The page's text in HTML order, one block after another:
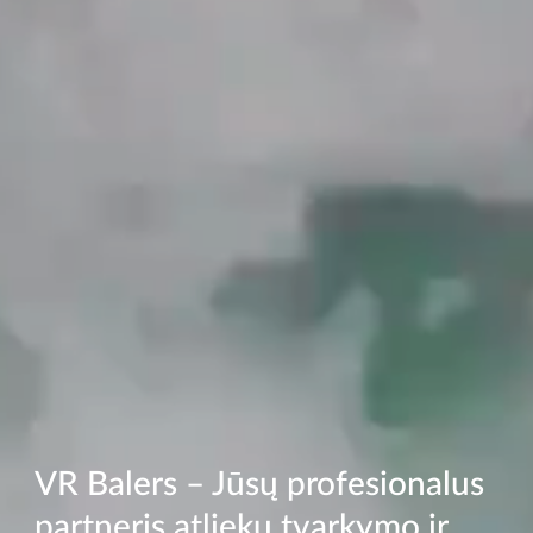
VR Balers – Jūsų profesionalus